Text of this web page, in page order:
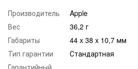
Производитель
Apple
Вес
36,2 г
Габариты
44 x 38 x 10,7 мм
Тип гарантии
Стандартная
Гарантийный